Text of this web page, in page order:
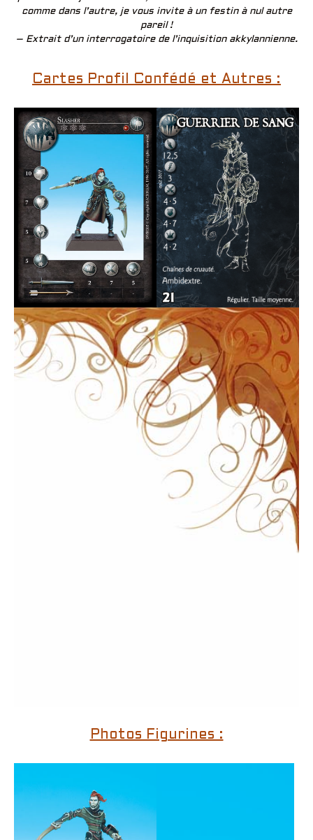
comme dans l’autre, je vous invite à un festin à nul autre
pareil !
– Extrait d’un interrogatoire de l’inquisition akkylannienne.
Cartes Profil Confédé et Autres :
Photos Figurines :